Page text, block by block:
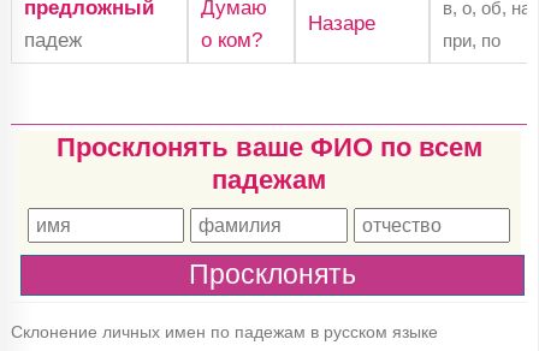
предложный
падеж
Думаю
о ком?
Назаре
в, о, об, на,
при, по
Просклонять ваше ФИО по всем
падежам
Склонение личных имен по падежам в русском языке